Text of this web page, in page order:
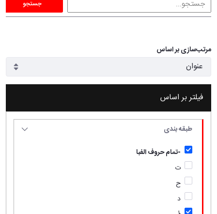
جستجو
مرتب‌سازی بر اساس
فیلتر بر اساس
طبقه بندی
-تمام حروف الفبا
ت
ح
د